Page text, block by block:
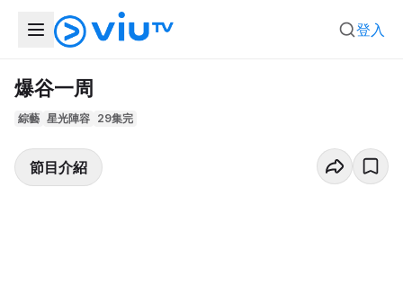
登入
爆谷一周
綜藝 星光陣容 29集完
節目介紹